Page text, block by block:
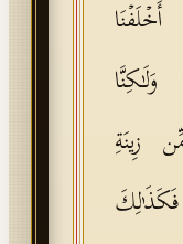
زِینَةِ
فَكَذَ ٰ⁠لِكَ